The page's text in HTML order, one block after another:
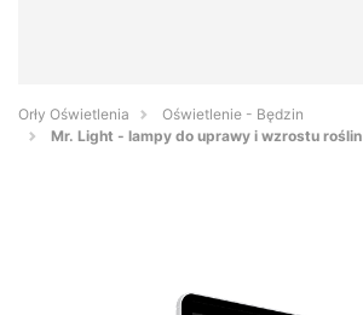
Orły Oświetlenia
Oświetlenie - Będzin
Mr. Light - lampy do uprawy i wzrostu roślin